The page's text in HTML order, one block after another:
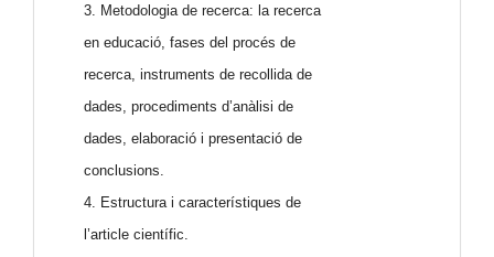
3. Metodologia de recerca: la recerca
en educació, fases del procés de
recerca, instruments de recollida de
dades, procediments d’anàlisi de
dades, elaboració i presentació de
conclusions.
4. Estructura i característiques de
l’article científic.